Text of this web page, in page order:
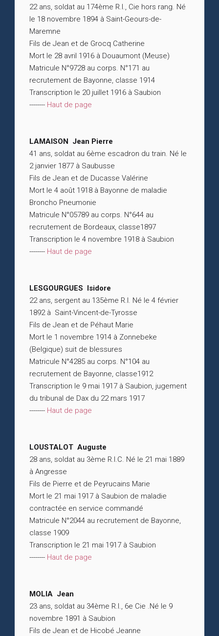
22 ans, soldat au 174ème R.I., Cie hors rang. Né
le 18 novembre 1894 à Saint-Geours-de-
Maremne
Fils de Jean et de Grocq Catherine
Mort le 28 avril 1916 à Douaumont (Meuse)
Matricule N°9728 au corps. N°171 au
recrutement de Bayonne, classe 1914
Transcription le 20 juillet 1916 à Saubion
-------- Haut de page
LAMAISON Jean Pierre
41 ans, soldat au 6ème escadron du train. Né le
2 janvier 1877 à Saubusse
Fils de Jean et de Ducasse Valérine
Mort le 4 août 1918 à Bayonne de maladie
Broncho Pneumonie
Matricule N°05789 au corps. N°644 au
recrutement de Bordeaux, classe1897
Transcription le 4 novembre 1918 à Saubion
-------- Haut de page
LESGOURGUES Isidore
22 ans, sergent au 135ème R.I. Né le 4 février
1892 à Saint-Vincent-de-Tyrosse
Fils de Jean et de Péhaut Marie
Mort le 1 novembre 1914 à Zonnebeke
(Belgique) suit de blessures
Matricule N°4285 au corps. N°104 au
recrutement de Bayonne, classe1912
Transcription le 9 mai 1917 à Saubion, jugement
du tribunal de Dax du 22 mars 1917
-------- Haut de page
LOUSTALOT Auguste
28 ans, soldat au 3ème R.I.C. Né le 21 mai 1889
à Angresse
Fils de Pierre et de Peyrucains Marie
Mort le 21 mai 1917 à Saubion de maladie
contractée en service commandé
Matricule N°2044 au recrutement de Bayonne,
classe 1909
Transcription le 21 mai 1917 à Saubion
-------- Haut de page
MOLIA Jean
23 ans, soldat au 34ème R.I., 6e Cie .Né le 9
novembre 1891 à Saubion
Fils de Jean et de Hicobé Jeanne